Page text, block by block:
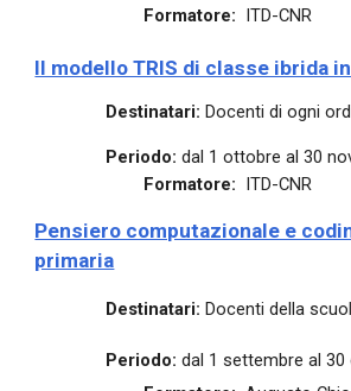
Formatore: ITD-CNR
Il modello TRIS di classe ibrida
Destinatari: Docenti di ogni
Periodo: dal 1 ottobre al 30
Formatore: ITD-CNR
Pensiero computazionale e
primaria
Destinatari: Docenti della
Periodo: dal 1 settembre al 30